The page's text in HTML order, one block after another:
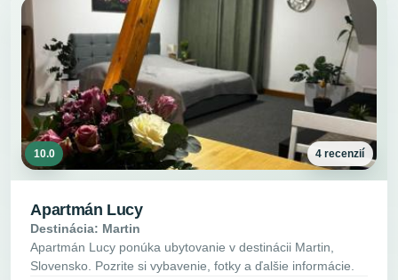
10.0 4 recenzií
Apartmán Lucy
Destinácia: Martin
Apartmán Lucy ponúka ubytovanie v destinácii Martin,
Slovensko. Pozrite si vybavenie, fotky a ďalšie informácie.